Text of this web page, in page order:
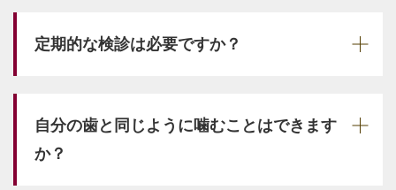
定期的な検診は必要ですか？
自分の歯と同じように噛むことはできます
か？